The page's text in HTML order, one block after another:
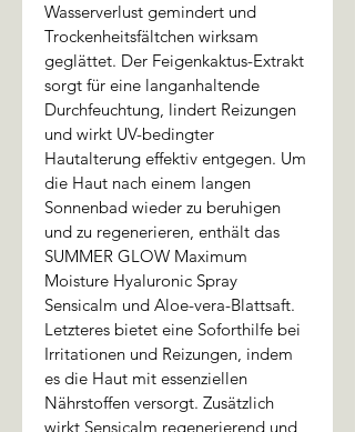
Wasserverlust gemindert und
Trockenheitsfältchen wirksam
geglättet. Der Feigenkaktus-Extrakt
sorgt für eine langanhaltende
Durchfeuchtung, lindert Reizungen
und wirkt UV-bedingter
Hautalterung effektiv entgegen. Um
die Haut nach einem langen
Sonnenbad wieder zu beruhigen
und zu regenerieren, enthält das
SUMMER GLOW Maximum
Moisture Hyaluronic Spray
Sensicalm und Aloe-vera-Blattsaft.
Letzteres bietet eine Soforthilfe bei
Irritationen und Reizungen, indem
es die Haut mit essenziellen
Nährstoffen versorgt. Zusätzlich
wirkt Sensicalm regenerierend und